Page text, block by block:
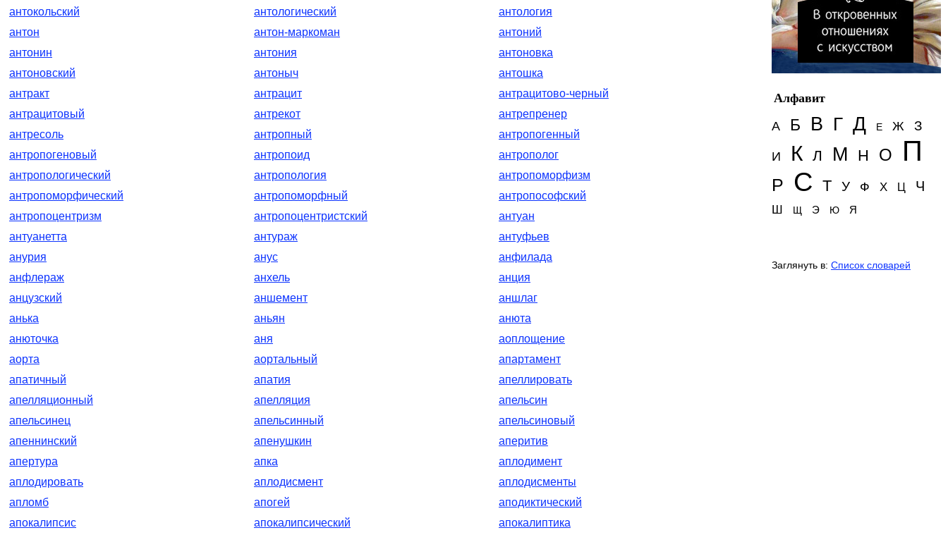
антокольский
антологический
антология
антон
антон-маркоман
антоний
антонин
антония
антоновка
антоновский
антоныч
антошка
антракт
антрацит
антрацитово-черный
антрацитовый
антрекот
антрепренер
антресоль
антропный
антропогенный
антропогеновый
антропоид
антрополог
антропологический
антропология
антропоморфизм
антропоморфический
антропоморфный
антропософский
антропоцентризм
антропоцентристский
антуан
антуанетта
антураж
антуфьев
анурия
анус
анфилада
анфлераж
анхель
анция
анцузский
аншемент
аншлаг
анька
аньян
анюта
анюточка
аня
аоплощение
аорта
аортальный
апартамент
апатичный
апатия
апеллировать
апелляционный
апелляция
апельсин
апельсинец
апельсинный
апельсиновый
апеннинский
апенушкин
аперитив
апертура
апка
аплодимент
аплодировать
аплодисмент
аплодисменты
апломб
апогей
аподиктический
апокалипсис
апокалипсический апокалиптика
Алфавит
А
Б В Г Д Е Ж З
И К Л М Н О П
Р С Т У Ф Х Ц Ч
Ш Щ Э Ю Я
Заглянуть в: Список словарей